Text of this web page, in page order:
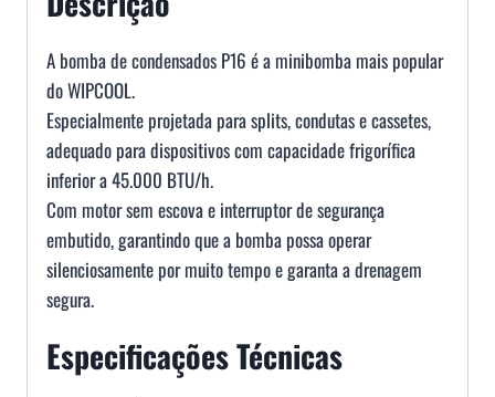
A bomba de condensados P16 é a minibomba mais popular
do WIPCOOL.
Especialmente projetada para splits, condutas e cassetes,
adequado para dispositivos com capacidade frigorífica
inferior a 45.000 BTU/h.
Com motor sem escova e interruptor de segurança
embutido, garantindo que a bomba possa operar
silenciosamente por muito tempo e garanta a drenagem
segura.
Especificações Técnicas